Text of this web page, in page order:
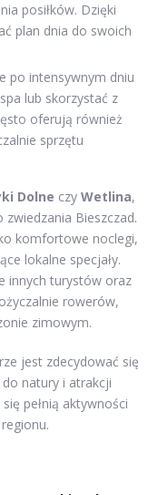
posiłków. Dzięki
plan dnia do swoich
po intensywnym dniu
lub skorzystać z
oferują również
sprzętu
Dolne czy Wetlina,
Bieszczad.
komfortowe noclegi,
lokalne specjały.
innych turystów oraz
rowerów,
zimowym.
jest zdecydować się
natury i atrakcji
pełnią aktywności